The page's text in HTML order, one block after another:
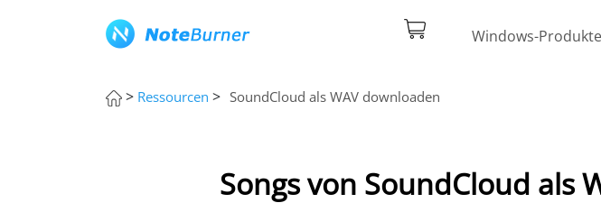
Windows-Produkte
> Ressourcen > SoundCloud als WAV downloaden
Songs von SoundCloud als